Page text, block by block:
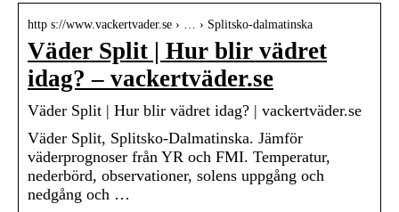
http s://www.vackertvader.se › … › Splitsko-dalmatinska
Väder Split | Hur blir vädret
idag? – vackertväder.se
Väder Split | Hur blir vädret idag? | vackertväder.se
Väder Split, Splitsko-Dalmatinska. Jämför
väderprognoser från YR och FMI. Temperatur,
nederbörd, observationer, solens uppgång och
nedgång och …